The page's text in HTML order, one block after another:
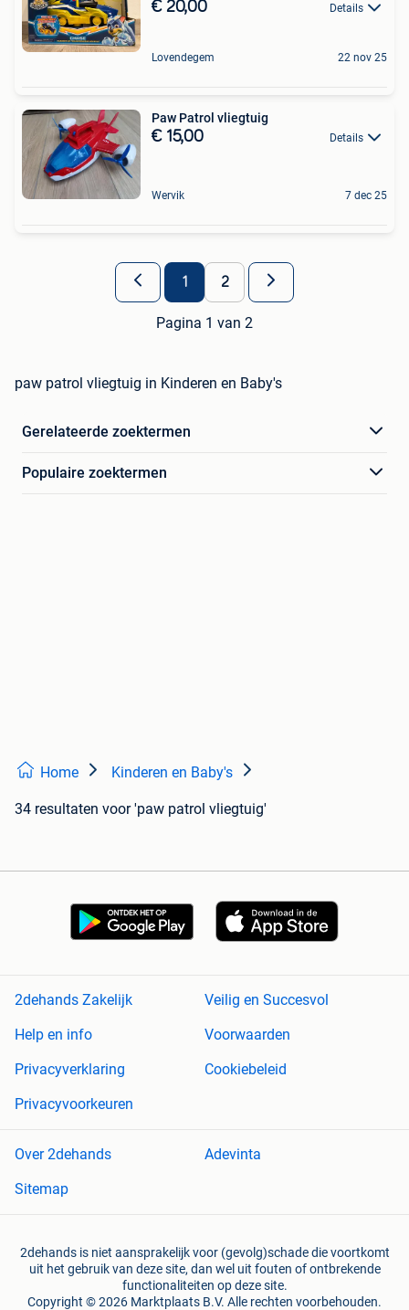
€ 20,00 Details
Lovendegem 22 nov 25
Paw Patrol vliegtuig
€ 15,00 Details
Wervik 7 dec 25
1 2
Pagina 1 van 2
paw patrol vliegtuig in Kinderen en Baby's
Gerelateerde zoektermen
Populaire zoektermen
Home Kinderen en Baby's
34 resultaten voor 'paw patrol vliegtuig'
2dehands Zakelijk
Veilig en Succesvol
Help en info
Voorwaarden
Privacyverklaring
Cookiebeleid
Privacyvoorkeuren
Over 2dehands
Adevinta
Sitemap
2dehands is niet aansprakelijk voor (gevolg)schade die voortkomt
uit het gebruik van deze site, dan wel uit fouten of ontbrekende
functionaliteiten op deze site.
Copyright © 2026 Marktplaats B.V. Alle rechten voorbehouden.